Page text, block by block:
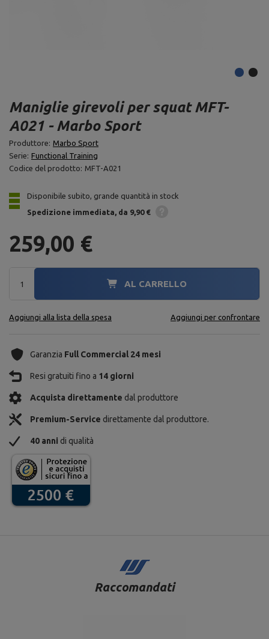
Maniglie girevoli per squat MFT-
A021 - Marbo Sport
Produttore: Marbo Sport
Serie: Functional Training
Codice del prodotto: MFT-A021
Disponibile subito, grande quantità in stock
Spedizione immediata da 9,90 €
259,00 €
AL CARRELLO
Aggiungi alla lista della spesa Aggiungi per confrontare
Garanzia Full Commercial 24 mesi
Resi gratuiti fino a 14 giorni
Acquista direttamente dal produttore
Premium-Service direttamente dal produttore.
40 anni di qualità
Raccomandati